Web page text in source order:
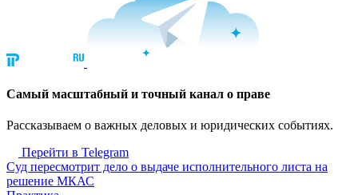
Cамый масштабный и точный канал о праве
Рассказываем о важных деловых и юридических событиях.
Перейти в Telegram
Суд пересмотрит дело о выдаче исполнительного листа на
решение МКАС